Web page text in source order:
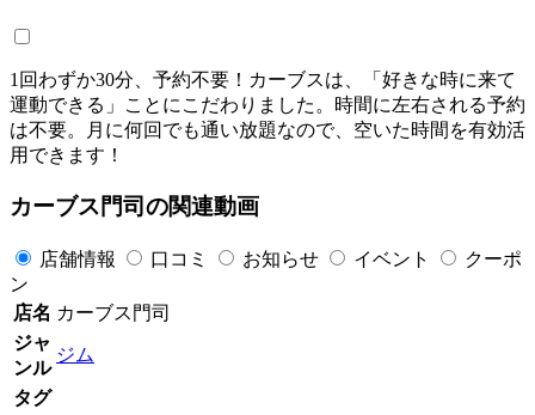
1回わずか30分、予約不要！カーブスは、「好きな時に来て
運動できる」ことにこだわりました。時間に左右される予約
は不要。月に何回でも通い放題なので、空いた時間を有効活
用できます！
カーブス門司の関連動画
店舗情報 口コミ お知らせ イベント
クーポ
ン
店名 カーブス門司
ジャ
ンル
ジム
タグ